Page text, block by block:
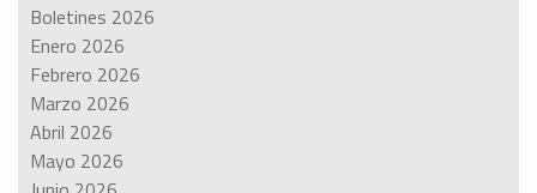
Boletines 2026
Enero 2026
Febrero 2026
Marzo 2026
Abril 2026
Mayo 2026